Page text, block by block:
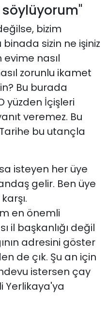
bizim
sizin ne işiniz
nasıl
zorunlu ikamet
Bu burada
yüzden İçişleri
veremez. Bu
bu utançla
isteyen her üye
gelir. Ben üye
en önemli
il başkanlığı değil
adresini göster
de çık. Şu an için
istersen çay
Yerlikaya'ya